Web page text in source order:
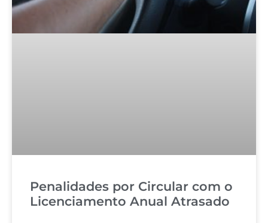
Penalidades por Circular com o
Licenciamento Anual Atrasado